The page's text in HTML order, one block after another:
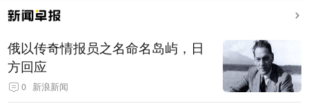
俄以传奇情报员之名命名岛屿，日
方回应
0 新浪新闻